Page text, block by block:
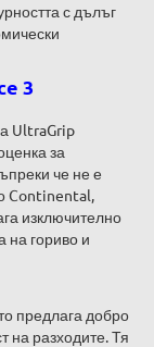
с дълъг
3
UltraGrip
за
че не е
Continental,
изключително
на гориво и
предлага добро
на разходите. Тя